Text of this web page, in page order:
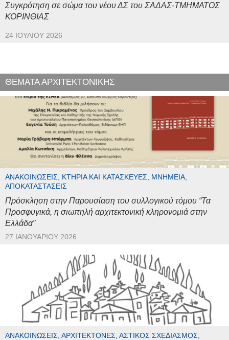
Συγκρότηση σε σώμα του νέου ΔΣ του ΣΑΔΑΣ-ΤΜΗΜΑΤΟΣ
ΚΟΡΙΝΘΙΑΣ
24 ΙΟΥΛΊΟΥ 2026
ΘΕΜΑΤΑ ΑΡΧΙΤΕΚΤΟΝΙΚΗΣ
ΑΝΑΚΟΙΝΏΣΕΙΣ, ΚΤΉΡΙΑ ΚΑΙ ΚΑΤΑΣΚΕΥΈΣ, ΜΝΗΜΕΊΑ,
ΑΠΟΚΑΤΑΣΤΆΣΕΙΣ
Πρόσκληση στην Παρουσίαση του συλλογικού τόμου “Τα
Προσφυγικά, η σιωπηλή αρχιτεκτονική κληρονομιά στην
Ελλάδα”
27 ΙΑΝΟΥΑΡΊΟΥ 2026
ΑΝΑΚΟΙΝΏΣΕΙΣ, ΑΡΧΙΤΈΚΤΟΝΕΣ, ΑΣΤΙΚΌΣ ΣΧΕΔΙΑΣΜΌΣ,